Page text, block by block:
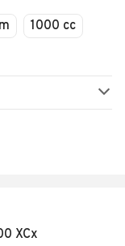
1000 cc
XCx